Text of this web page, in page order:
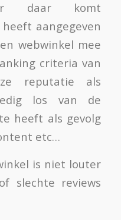
daar komt
aangegeven
webwinkel mee
criteria van
reputatie als
los van de
heeft als gevolg
etc…
is niet louter
slechte reviews